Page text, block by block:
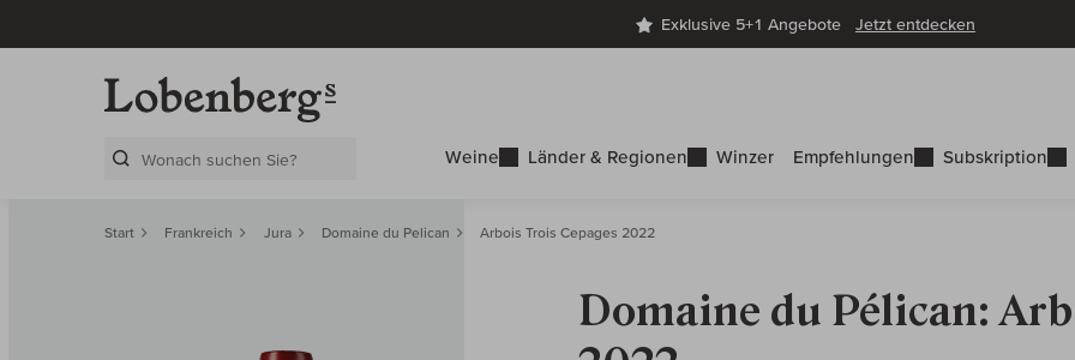
Exklusive 5+1 Angebote Jetzt entdecken
Weine Länder & Regionen Winzer Empfehlungen Subskription
Start Frankreich Jura Domaine du Pelican Arbois Trois Cepages 2022
Domaine du Pélican: